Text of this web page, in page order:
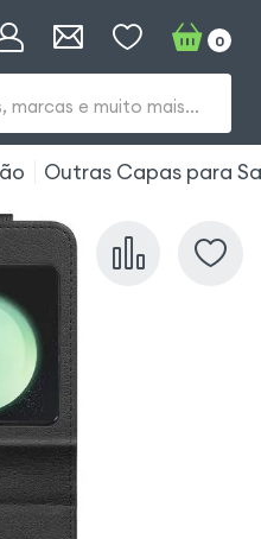
marcas e muito mais...
0
Outras Capas para